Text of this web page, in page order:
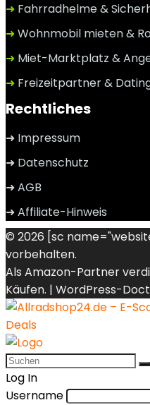
➜ Fahrradhelme &
➜ Wohnmobil mieten &
➜ Miet-Marktplatz &
➜ Freizeitpartner &
Rechtliches
➜ Impressum
➜ Datenschutz
➜ AGB
➜ Affiliate-Hinweis
© 2026 [sc
vorbehalten.
Als Amazon-Partner
Käufen. | WordPress-
Log In
Username